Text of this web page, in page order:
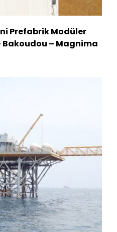
Prefabrik Modüler
Bakoudou – Magnima